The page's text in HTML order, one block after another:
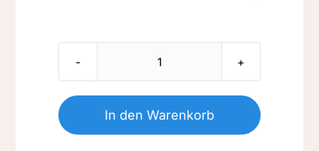
Nr.
060-
In den Warenkorb